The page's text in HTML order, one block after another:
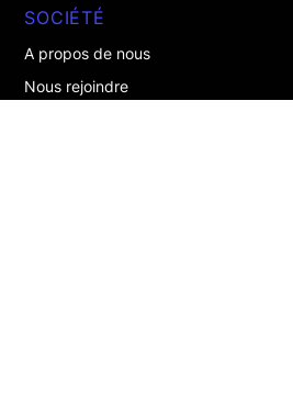
SOCIÉTÉ
A propos de nous
Nous rejoindre